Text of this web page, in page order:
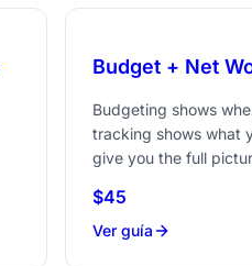
Budget + Net
Budgeting shows
tracking shows what
give you the full
$45
Ver guía